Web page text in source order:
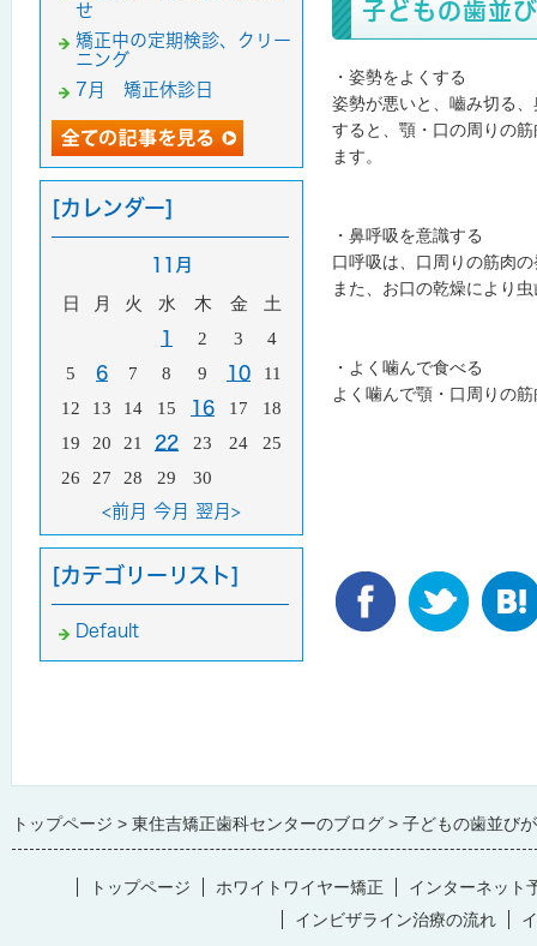
子どもの歯並
・姿勢をよくする
姿勢が悪いと、嚙み切る
すると、顎・口の周りの
ます。
・鼻呼吸を意識する
口呼吸は、口周りの筋肉
また、お口の乾燥により
・よく噛んで食べる
よく噛んで顎・口周りの
せ
矯正中の定期検診、クリー
ニング
7月 矯正休診日
[カレンダー]
11月
日 月 火 水 木 金 土
1 2 3
4
5
6 7 8 9 10
11
12
13 14 15 16 17
18
19
20 21 22 23 24
25
26
27 28 29 30
<前月 今月 翌月>
[カテゴリーリスト]
Default
トップページ 東住吉矯正歯科センターのブログ 子どもの歯並び
トップページ ホワイトワイヤー矯正
インターネット
インビザライン治療の流れ